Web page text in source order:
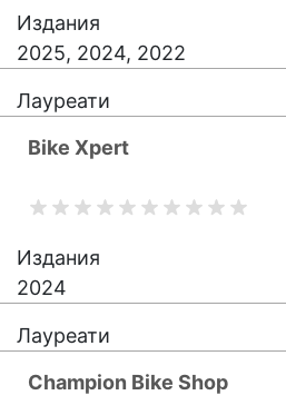
Издания
2025, 2024, 2022
Лауреати
Bike Xpert
Издания
2024
Лауреати
Champion Bike Shop